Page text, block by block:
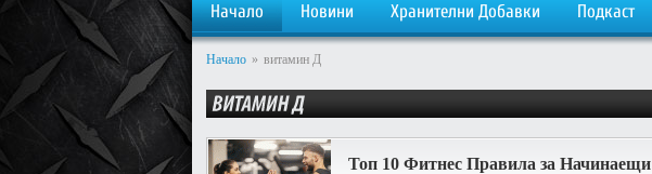
Начало Новини Хранителни Добавки Подкаст
Начало » витамин Д
Топ 10 Фитнес Правила за Начинаещи